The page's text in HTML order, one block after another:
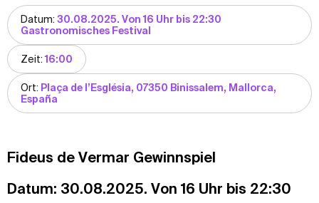
Datum: 30.08.2025. Von 16 Uhr bis 22:30
Gastronomisches Festival
Zeit:16:00
Ort: Plaça de l’Església, 07350 Binissalem, Mallorca,
España
Fideus de Vermar Gewinnspiel
Datum: 30.08.2025. Von 16 Uhr bis 22:30